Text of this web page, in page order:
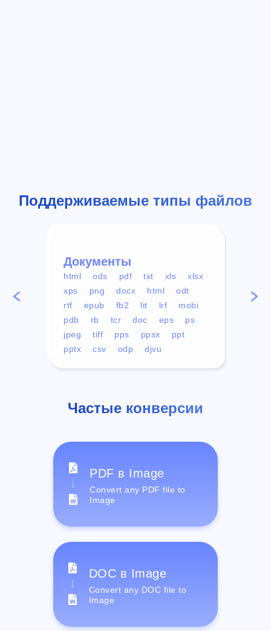
Поддерживаемые типы файлов
Документы
html ods pdf txt xls
xlsx
xps
png docx html
odt
rtf
epub fb2 lit lrf
mobi
pdb
rb tcr doc eps
ps
jpeg
tiff pps ppsx
ppt
pptx
csv odp djvu
mp4
Частые конверсии
PDF в Image
Convert any PDF file to
Image
DOC в Image
Convert any DOC file to
Image